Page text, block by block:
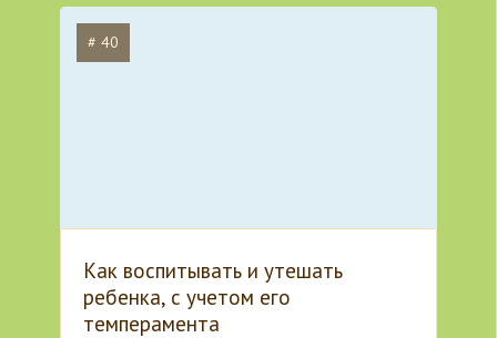
# 40
Как воспитывать и утешать
ребенка, с учетом его
темперамента